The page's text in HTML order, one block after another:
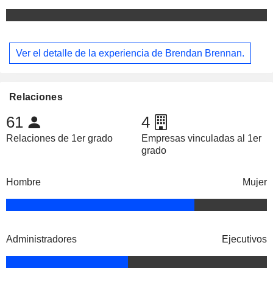
Ver el detalle de la experiencia de Brendan Brennan.
Relaciones
61
Relaciones de 1er grado
4
Empresas vinculadas al 1er
grado
Hombre Mujer
Administradores Ejecutivos